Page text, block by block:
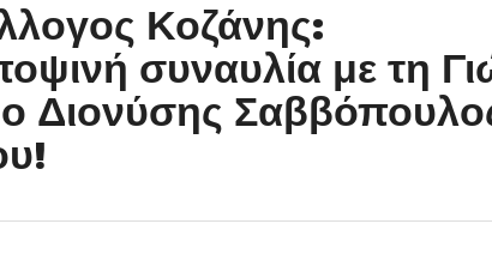
Κοζάνης:
συναυλία με τη
Διονύσης